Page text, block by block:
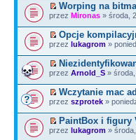
Worping na
przez Mironas » środa,
Opcje
przez lukagrom »
przez Arnold_S »
Wczytanie mac
przez szprotek »
PaintBox i figury
przez lukagrom »